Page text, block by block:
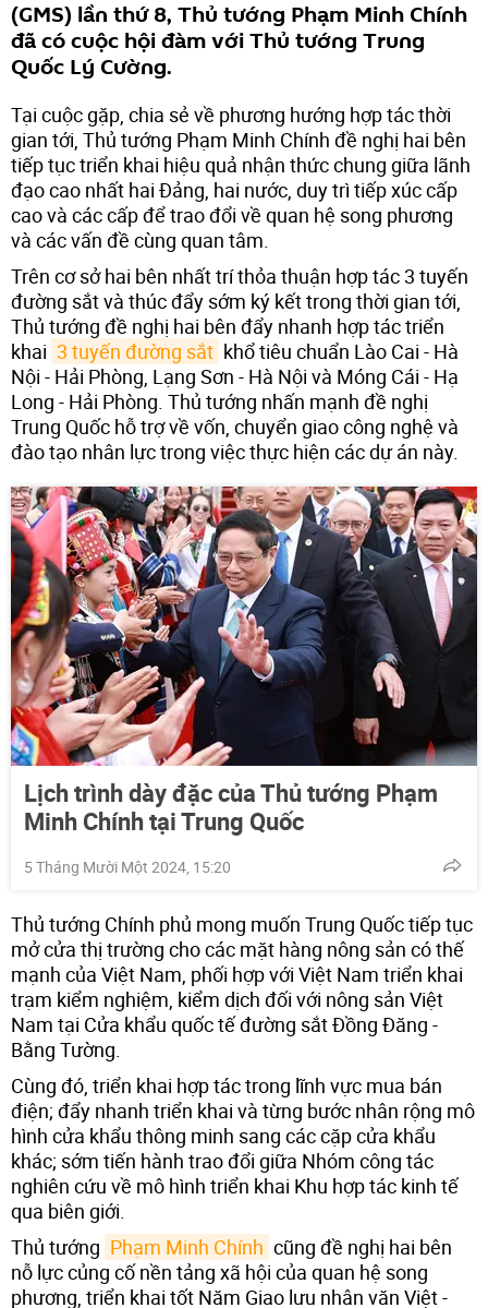
(GMS) lần thứ 8, Thủ tướng Phạm Minh Chính
đã có cuộc hội đàm với Thủ tướng Trung
Quốc Lý Cường.
Tại cuộc gặp, chia sẻ về phương hướng hợp tác thời
gian tới, Thủ tướng Phạm Minh Chính đề nghị hai bên
tiếp tục triển khai hiệu quả nhận thức chung giữa lãnh
đạo cao nhất hai Đảng, hai nước, duy trì tiếp xúc cấp
cao và các cấp để trao đổi về quan hệ song phương
và các vấn đề cùng quan tâm.
Trên cơ sở hai bên nhất trí thỏa thuận hợp tác 3 tuyến
đường sắt và thúc đẩy sớm ký kết trong thời gian tới,
Thủ tướng đề nghị hai bên đẩy nhanh hợp tác triển
khai 3 tuyến đường sắt khổ tiêu chuẩn Lào Cai - Hà
Nội - Hải Phòng, Lạng Sơn - Hà Nội và Móng Cái - Hạ
Long - Hải Phòng. Thủ tướng nhấn mạnh đề nghị
Trung Quốc hỗ trợ về vốn, chuyển giao công nghệ và
đào tạo nhân lực trong việc thực hiện các dự án này.
Lịch trình dày đặc của Thủ tướng Phạm
Minh Chính tại Trung Quốc
5 Tháng Mười Một 2024, 15:20
Thủ tướng Chính phủ mong muốn Trung Quốc tiếp tục
mở cửa thị trường cho các mặt hàng nông sản có thế
mạnh của Việt Nam, phối hợp với Việt Nam triển khai
trạm kiểm nghiệm, kiểm dịch đối với nông sản Việt
Nam tại Cửa khẩu quốc tế đường sắt Đồng Đăng -
Bằng Tường.
Cùng đó, triển khai hợp tác trong lĩnh vực mua bán
điện; đẩy nhanh triển khai và từng bước nhân rộng mô
hình cửa khẩu thông minh sang các cặp cửa khẩu
khác; sớm tiến hành trao đổi giữa Nhóm công tác
nghiên cứu về mô hình triển khai Khu hợp tác kinh tế
qua biên giới.
Thủ tướng Phạm Minh Chính cũng đề nghị hai bên
nỗ lực củng cố nền tảng xã hội của quan hệ song
phương, triển khai tốt Năm Giao lưu nhân văn Việt -